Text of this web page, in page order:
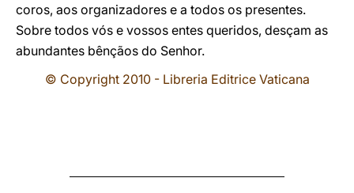
coros, aos organizadores e a todos os presentes.
Sobre todos vós e vossos entes queridos, desçam as
abundantes bênçãos do Senhor.
© Copyright 2010 - Libreria Editrice Vaticana